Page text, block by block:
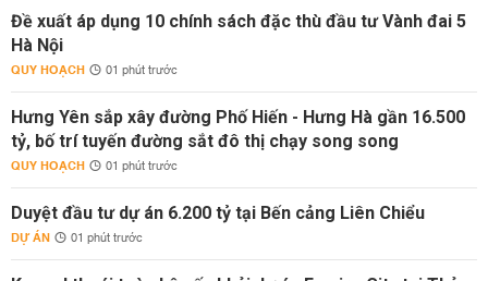
Đề xuất áp dụng 10 chính sách đặc thù đầu tư Vành đai 5
Hà Nội
QUY HOẠCH 01 phút trước
Hưng Yên sắp xây đường Phố Hiến - Hưng Hà gần 16.500
tỷ, bố trí tuyến đường sắt đô thị chạy song song
QUY HOẠCH 01 phút trước
Duyệt đầu tư dự án 6.200 tỷ tại Bến cảng Liên Chiểu
DỰ ÁN 01 phút trước